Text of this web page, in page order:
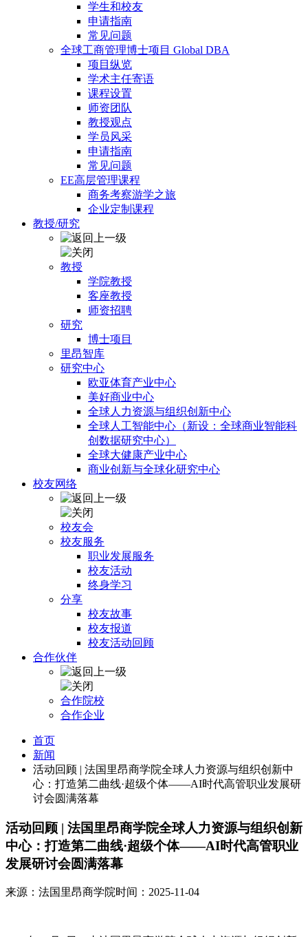
学生和校友
申请指南
常见问题
全球工商管理博士项目 Global DBA
项目纵览
学术主任寄语
课程设置
师资团队
教授观点
学员风采
申请指南
常见问题
EE高层管理课程
商务考察游学之旅
企业定制课程
教授/研究
教授
学院教授
客座教授
师资招聘
研究
博士项目
里昂智库
研究中心
欧亚体育产业中心
美好商业中心
全球人力资源与组织创新中心
全球人工智能中心（新设：全球商业智能科
创数据研究中心）
全球大健康产业中心
商业创新与全球化研究中心
校友网络
校友会
校友服务
职业发展服务
校友活动
终身学习
分享
校友故事
校友报道
校友活动回顾
合作伙伴
合作院校
合作企业
首页
新闻
活动回顾 | 法国里昂商学院全球人力资源与组织创新中
心：打造第二曲线·超级个体——AI时代高管职业发展研
讨会圆满落幕
活动回顾 | 法国里昂商学院全球人力资源与组织创新
中心：打造第二曲线·超级个体——AI时代高管职业
发展研讨会圆满落幕
来源：法国里昂商学院时间：2025-11-04